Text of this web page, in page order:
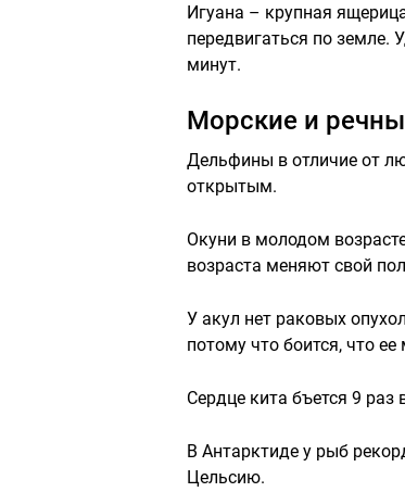
Игуана – крупная
передвигаться по земле.
минут.
Морские и
Дельфины в отличие от
открытым.
Окуни в молодом
возраста меняют свой
У акул нет раковых
потому что боится, что
Сердце кита бъется 9 раз
В Антарктиде у рыб
Цельсию.